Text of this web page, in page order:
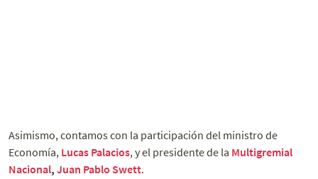
Asimismo, contamos con la participación del ministro de
Economía, Lucas Palacios, y el presidente de la Multigremial
Nacional, Juan Pablo Swett.